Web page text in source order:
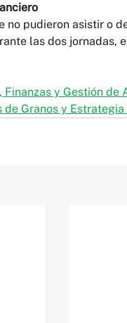
no pudieron asistir o
las dos jornadas,
Finanzas y Gestión de
de Granos y